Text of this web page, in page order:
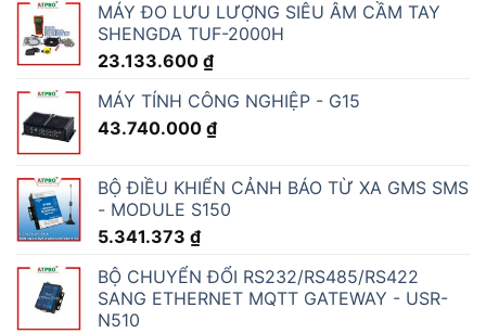
MÁY ĐO LƯU LƯỢNG SIÊU ÂM CẦM TAY
SHENGDA TUF-2000H
23.133.600 ₫
MÁY TÍNH CÔNG NGHIỆP - G15
43.740.000 ₫
BỘ ĐIỀU KHIỂN CẢNH BÁO TỪ XA GMS SMS
- MODULE S150
5.341.373 ₫
BỘ CHUYỂN ĐỔI RS232/RS485/RS422
SANG ETHERNET MQTT GATEWAY - USR-
N510